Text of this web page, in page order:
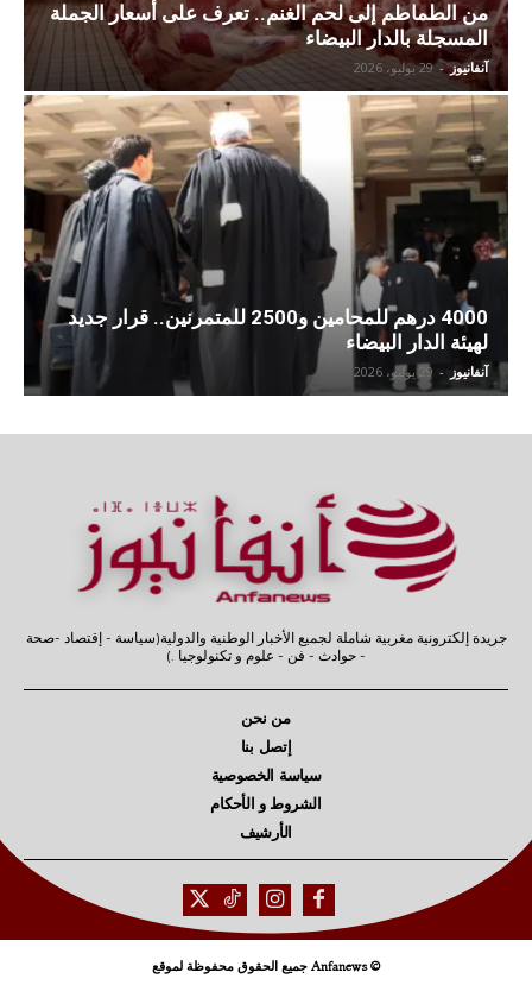
من الطماطم إلى لحم الغنم.. تعرف على أسعار الجملة
المسجلة بالدار البيضاء
آنفانيوز - 29 يوليو، 2026
4000 درهم للمحامين و2500 للمتمرنين.. قرار جديد
لهيئة الدار البيضاء
آنفانيوز - 29 يوليو، 2026
جريدة إلكترونية مغربية شاملة لجميع الأخبار الوطنية والدولية(سياسة - إقتصاد -صحة
- حوادث - فن - علوم و تكنولوجيا .)
من نحن
إتصل بنا
سياسة الخصوصية
الشروط و الأحكام
الأرشيف
© Anfanews جميع الحقوق محفوظة لموقع